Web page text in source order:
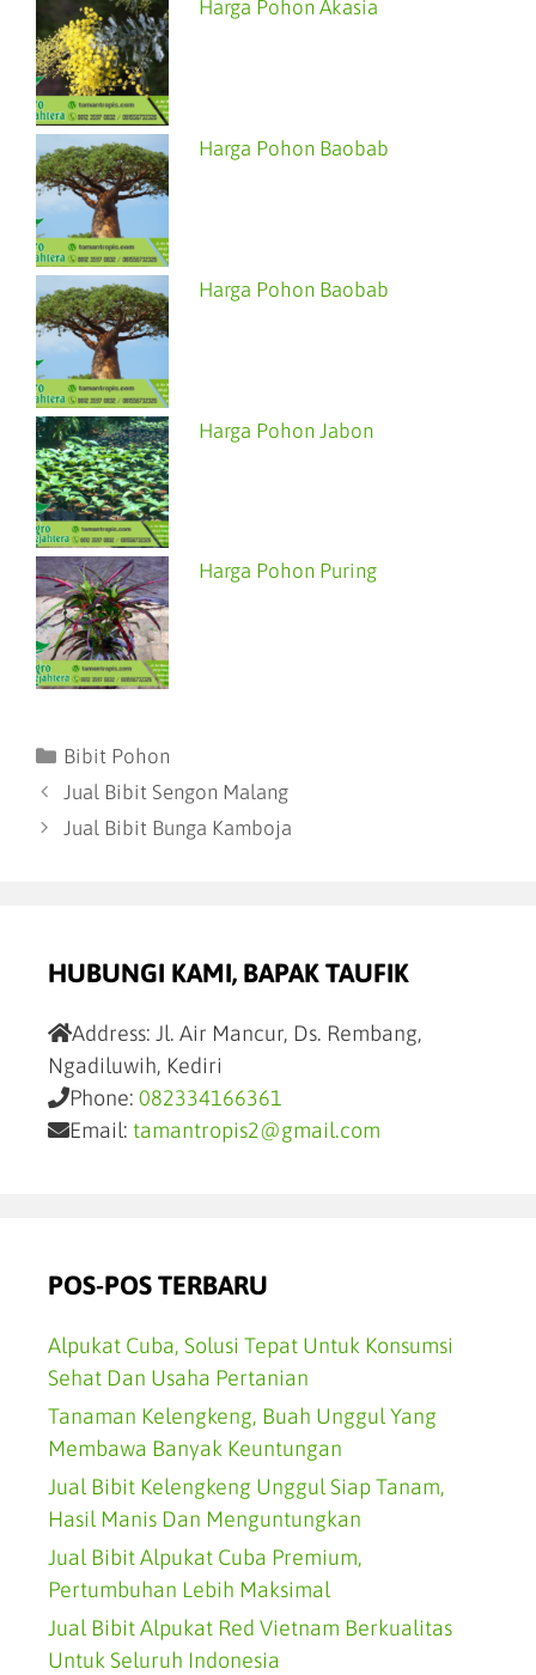
Harga Pohon Akasia
Harga Pohon Baobab
Harga Pohon Baobab
Harga Pohon Jabon
Harga Pohon Puring
Bibit Pohon
Jual Bibit Sengon Malang
Jual Bibit Bunga Kamboja
HUBUNGI KAMI, BAPAK TAUFIK
Address: Jl. Air Mancur, Ds. Rembang,
Ngadiluwih, Kediri
Phone: 082334166361
Email: tamantropis2@gmail.com
POS-POS TERBARU
Alpukat Cuba, Solusi Tepat Untuk Konsumsi
Sehat Dan Usaha Pertanian
Tanaman Kelengkeng, Buah Unggul Yang
Membawa Banyak Keuntungan
Jual Bibit Kelengkeng Unggul Siap Tanam,
Hasil Manis Dan Menguntungkan
Jual Bibit Alpukat Cuba Premium,
Pertumbuhan Lebih Maksimal
Jual Bibit Alpukat Red Vietnam Berkualitas
Untuk Seluruh Indonesia